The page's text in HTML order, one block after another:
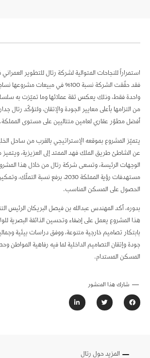
استمراراً للنجاحات المتوالية لشركة رتال للتطوير
فقد حقّقت الشركة نسبة 100% في مبيعات
واحدة فقط، وذلك يعكس ثقة عملائها وما تميّزت به
من التزامها بأعلى معايير الجودة والإتقان، ولتؤكّد رتال
أفضل مطوّر عقاري لعامين متتاليين على مستوى المملكة.
يتميّز المشروع بموقعه الإستراتيجي بالقرب من ساحل
عن الشاطئ طريق الملك فهد الممتد إلى العزيزية،
الوجهات الرئيسة، وتسعى شركة رتال من خلال هذا
مستهدفات رؤية المملكة 2030، برفع نسبة
الحصول على المسكن المناسب.
بدوره، أكد المهندس عبدالله بن فيصل البريكان الرئيس
هذا المشروع يعمل على إضفاء وتحسين الذائقة البصرية
بابتكار تصاميم خارجية متنوعة، ووفق دراسات بيئية
جودة وإتقان التصاميم الداخلية لما فيه رفاهية المواطن
المسكن المستدام.
شارك هذا المنشور
المزيد حول رتال